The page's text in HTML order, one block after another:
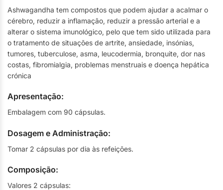
Ashwagandha tem compostos que podem ajudar a acalmar o
cérebro, reduzir a inflamação, reduzir a pressão arterial e a
alterar o sistema imunológico, pelo que tem sido utilizada para
o tratamento de situações de artrite, ansiedade, insónias,
tumores, tuberculose, asma, leucodermia, bronquite, dor nas
costas, fibromialgia, problemas menstruais e doença hepática
crónica
Apresentação:
Embalagem com 90 cápsulas.
Dosagem e Administração:
Tomar 2 cápsulas por dia às refeições.
Composição:
Valores 2 cápsulas: